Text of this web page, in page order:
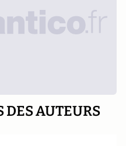
DES AUTEURS